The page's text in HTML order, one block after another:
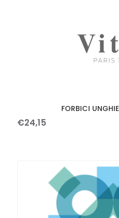
FORBICI
€24,15